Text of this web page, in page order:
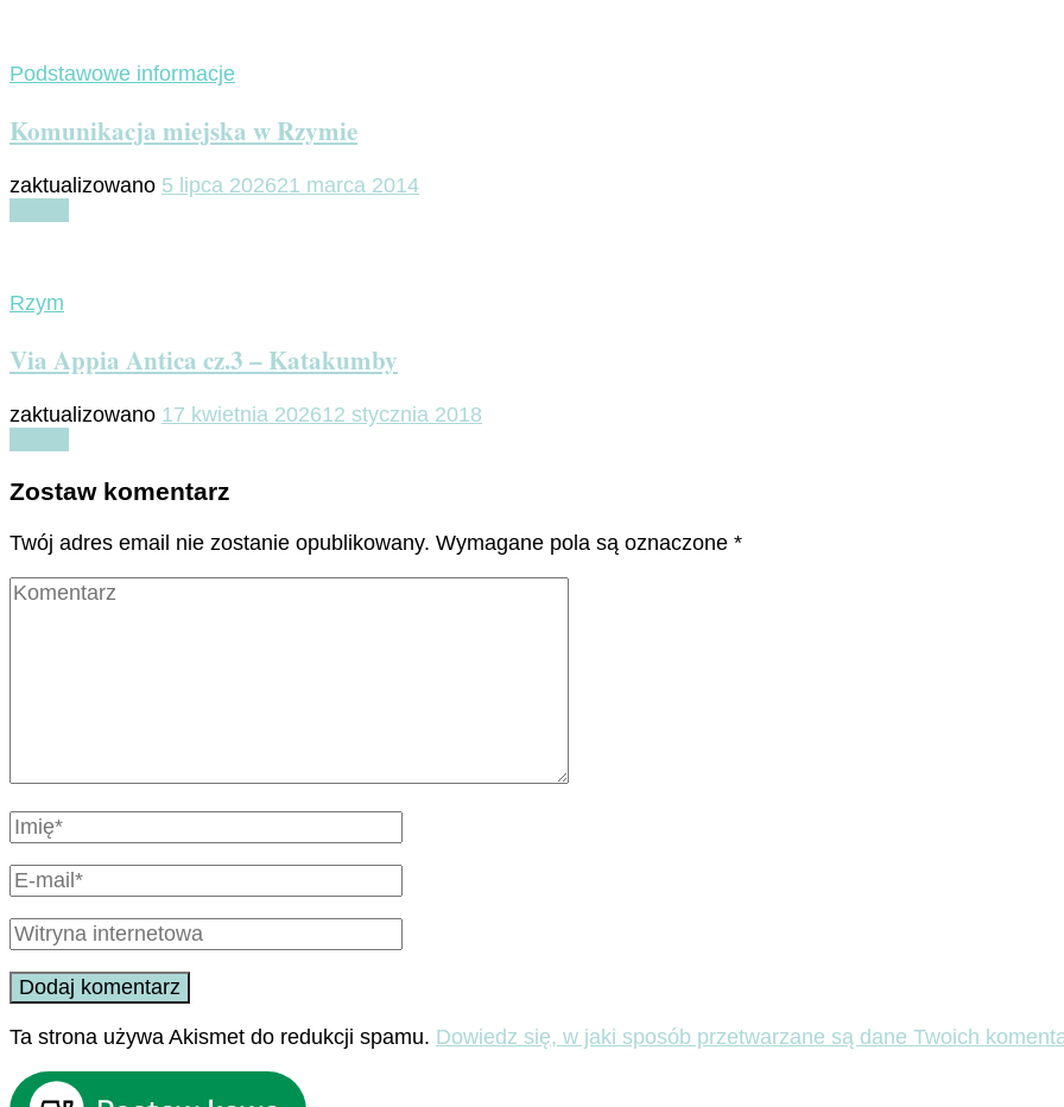
Podstawowe informacje
Komunikacja miejska w Rzymie
zaktualizowano 5 lipca 202621 marca 2014
Rzym
Via Appia Antica cz.3 – Katakumby
zaktualizowano 17 kwietnia 202612 stycznia 2018
Zostaw komentarz
Twój adres email nie zostanie opublikowany. Wymagane pola są oznaczone *
Ta strona używa Akismet do redukcji spamu. Dowiedz się, w jaki sposób przetwarzane są dane Twoich